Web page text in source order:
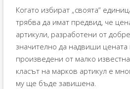
Когато избират „своята“
трябва да имат предвид, че
артикули, разработени от
значително да надвиши цената
произведени от малко
класът на марков артикул е
му ще бъде завишена.